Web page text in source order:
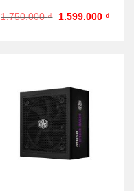
1.750.000₫ 1.599.000 ₫